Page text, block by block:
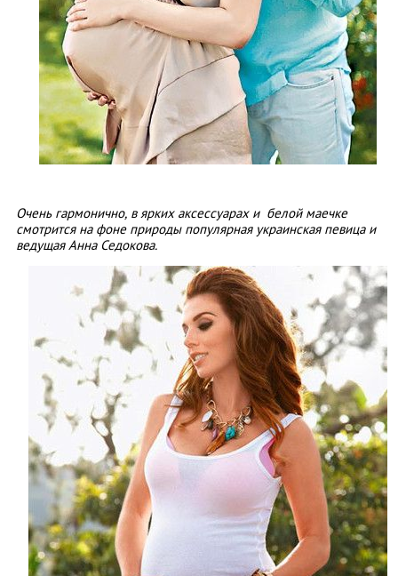
Очень гармонично, в ярких аксессуарах и белой маечке
смотрится на фоне природы популярная украинская певица и
ведущая Анна Седокова.